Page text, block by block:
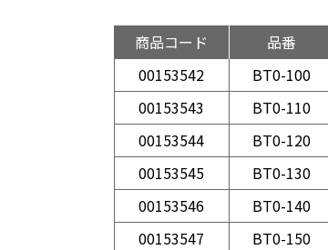
商品コード 品番
00153542
BT0-100
00153543
BT0-110
00153544
BT0-120
00153545
BT0-130
00153546
BT0-140
00153547
BT0-150